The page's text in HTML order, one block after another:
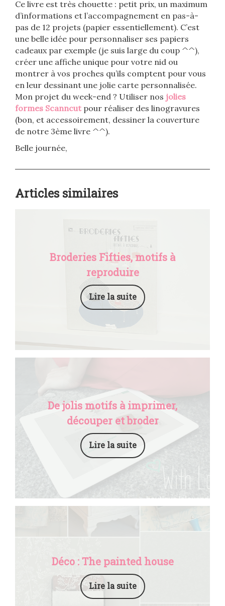
Ce livre est très chouette : petit prix, un maximum
d’informations et l’accompagnement en pas-à-
pas de 12 projets (papier essentiellement). C’est
une belle idée pour personnaliser ses papiers
cadeaux par exemple (je suis large du coup ^^),
créer une affiche unique pour votre nid ou
montrer à vos proches qu’ils comptent pour vous
en leur dessinant une jolie carte personnalisée.
Mon projet du week-end ? Utiliser nos jolies
formes Scanncutpour réaliser des linogravures
(bon, et accessoirement, dessiner la couverture
de notre 3ème livre ^^).
Belle journée,
Articles similaires
Broderies Fifties, motifs à
reproduire
Lire la suite
De jolis motifs à imprimer,
découper et broder
Lire la suite
Déco : The painted house
Lire la suite